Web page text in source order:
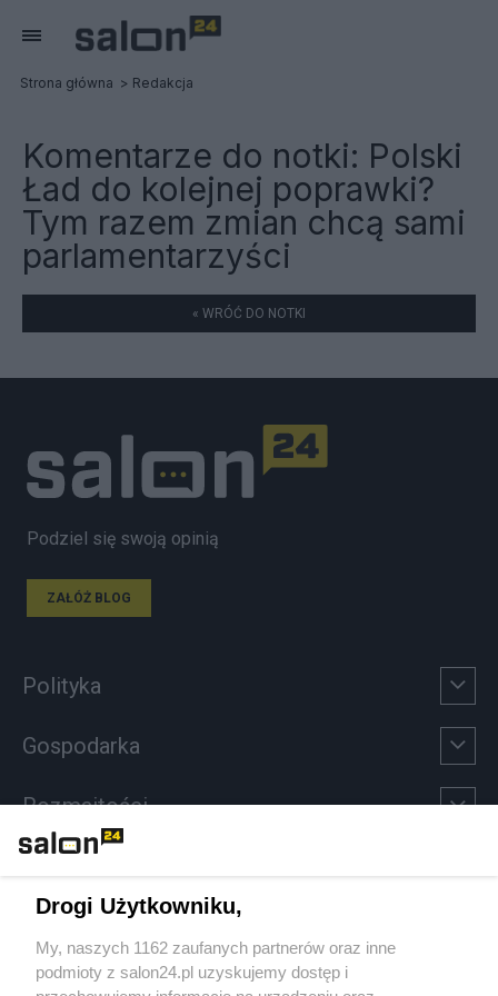
Strona główna Redakcja
Komentarze do notki: Polski
Ład do kolejnej poprawki?
Tym razem zmian chcą sami
parlamentarzyści
« WRÓĆ DO NOTKI
Podziel się swoją opinią
ZAŁÓŻ BLOG
Polityka
Gospodarka
Rozmaitości
Sport
Społeczeństwo
Drogi Użytkowniku,
My, naszych 1162 zaufanych partnerów oraz inne
podmioty z salon24.pl uzyskujemy dostęp i